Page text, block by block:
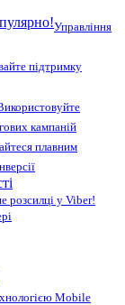
Управління
підтримку
кампаній
плавним
розсилці у Viber!
Mobile